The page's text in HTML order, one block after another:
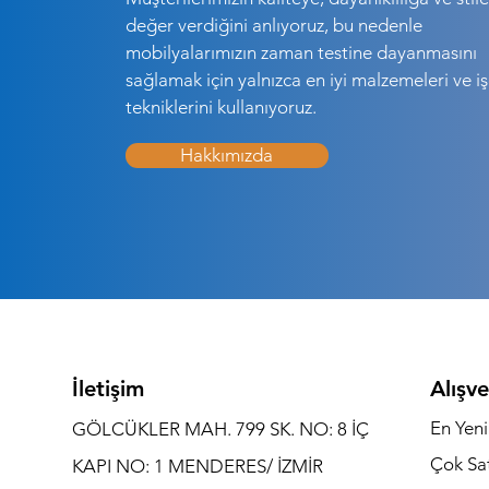
değer verdiğini anlıyoruz, bu nedenle
mobilyalarımızın zaman testine dayanmasını
sağlamak için yalnızca en iyi malzemeleri ve
tekniklerini kullanıyoruz.
Hakkımızda
İletişim
GÖLCÜKLER MAH. 799 SK. NO: 8 İÇ
KAPI NO: 1 MENDERES/ İZMİR
En
Çok